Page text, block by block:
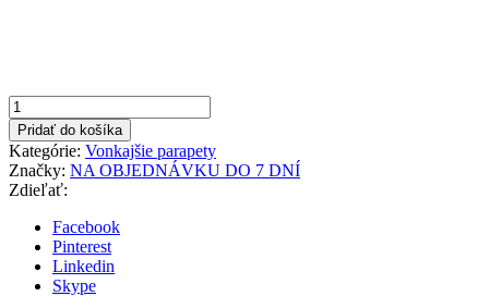
Pridať do košíka
Kategórie: Vonkajšie parapety
Značky: NA OBJEDNÁVKU DO 7 DNÍ
Zdieľať:
Facebook
Pinterest
Linkedin
Skype